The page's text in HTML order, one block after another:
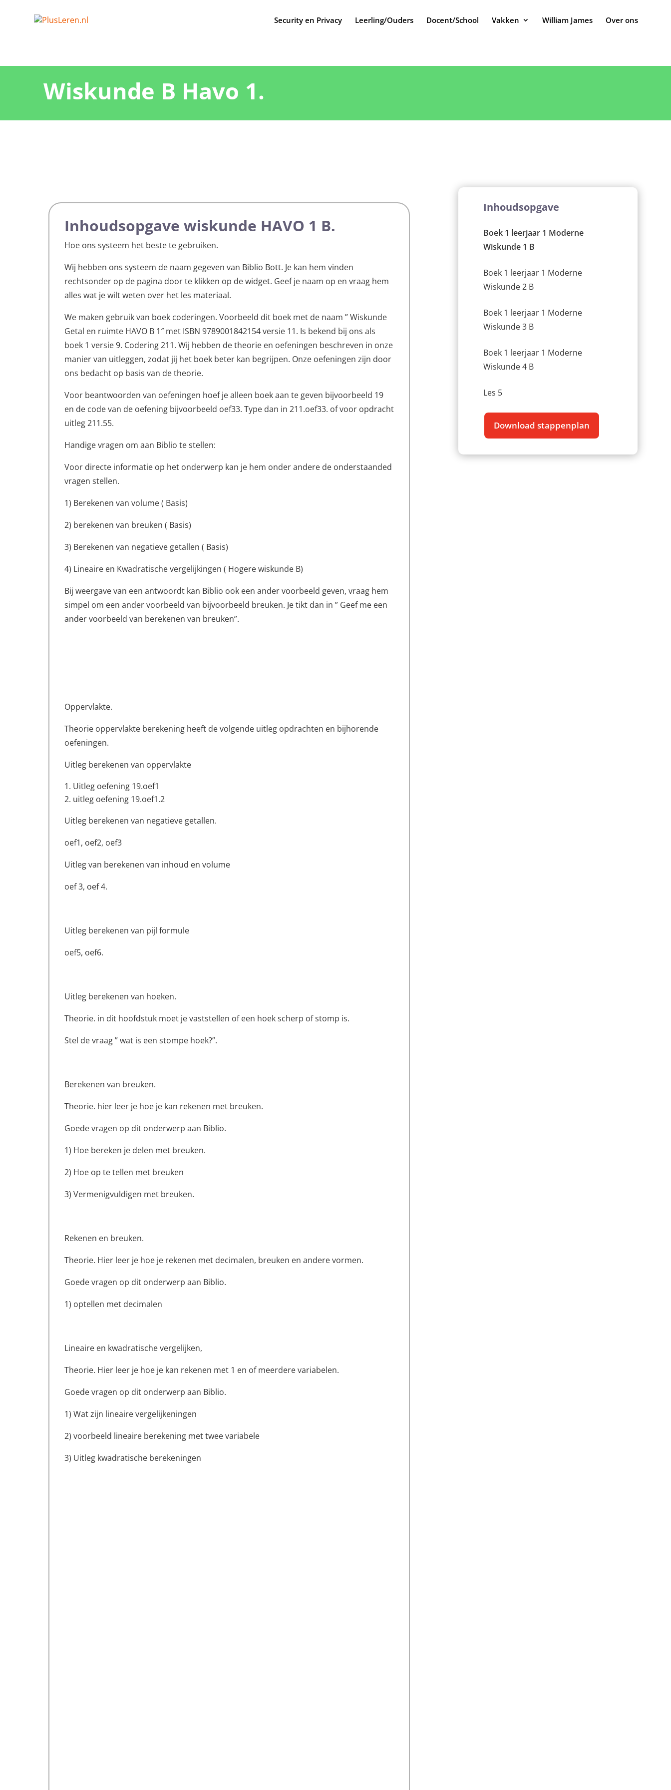
Security en Privacy Leerling/Ouders Docent/School Vakken William James Over ons
Wiskunde B Havo 1.
Inhoudsopgave wiskunde HAVO 1 B.
Hoe ons systeem het beste te gebruiken.
Wij hebben ons systeem de naam gegeven van Biblio Bott. Je kan hem vinden
rechtsonder op de pagina door te klikken op de widget. Geef je naam op en vraag hem
alles wat je wilt weten over het les materiaal.
We maken gebruik van boek coderingen. Voorbeeld dit boek met de naam ” Wiskunde
Getal en ruimte HAVO B 1″ met ISBN 9789001842154 versie 11. Is bekend bij ons als
boek 1 versie 9. Codering 211. Wij hebben de theorie en oefeningen beschreven in onze
manier van uitleggen, zodat jij het boek beter kan begrijpen. Onze oefeningen zijn door
ons bedacht op basis van de theorie.
Voor beantwoorden van oefeningen hoef je alleen boek aan te geven bijvoorbeeld 19
en de code van de oefening bijvoorbeeld oef33. Type dan in 211.oef33. of voor opdracht
uitleg 211.55.
Handige vragen om aan Biblio te stellen:
Voor directe informatie op het onderwerp kan je hem onder andere de onderstaanded
vragen stellen.
1) Berekenen van volume ( Basis)
2) berekenen van breuken ( Basis)
3) Berekenen van negatieve getallen ( Basis)
4) Lineaire en Kwadratische vergelijkingen ( Hogere wiskunde B)
Bij weergave van een antwoordt kan Biblio ook een ander voorbeeld geven, vraag hem
simpel om een ander voorbeeld van bijvoorbeeld breuken. Je tikt dan in ” Geef me een
ander voorbeeld van berekenen van breuken”.
Oppervlakte.
Theorie oppervlakte berekening heeft de volgende uitleg opdrachten en bijhorende
oefeningen.
Uitleg berekenen van oppervlakte
Uitleg oefening 19.oef1
uitleg oefening 19.oef1.2
Uitleg berekenen van negatieve getallen.
oef1, oef2, oef3
Uitleg van berekenen van inhoud en volume
oef 3, oef 4.
Uitleg berekenen van pijl formule
oef5, oef6.
Uitleg berekenen van hoeken.
Theorie. in dit hoofdstuk moet je vaststellen of een hoek scherp of stomp is.
Stel de vraag ” wat is een stompe hoek?”.
Berekenen van breuken.
Theorie. hier leer je hoe je kan rekenen met breuken.
Goede vragen op dit onderwerp aan Biblio.
1) Hoe bereken je delen met breuken.
2) Hoe op te tellen met breuken
3) Vermenigvuldigen met breuken.
Rekenen en breuken.
Theorie. Hier leer je hoe je rekenen met decimalen, breuken en andere vormen.
Goede vragen op dit onderwerp aan Biblio.
1) optellen met decimalen
Lineaire en kwadratische vergelijken,
Theorie. Hier leer je hoe je kan rekenen met 1 en of meerdere variabelen.
Goede vragen op dit onderwerp aan Biblio.
1) Wat zijn lineaire vergelijkeningen
2) voorbeeld lineaire berekening met twee variabele
3) Uitleg kwadratische berekeningen
Inhoudsopgave
Boek 1 leerjaar 1 Moderne
Wiskunde 1 B
Boek 1 leerjaar 1 Moderne
Wiskunde 2 B
Boek 1 leerjaar 1 Moderne
Wiskunde 3 B
Boek 1 leerjaar 1 Moderne
Wiskunde 4 B
Les 5
Download stappenplan